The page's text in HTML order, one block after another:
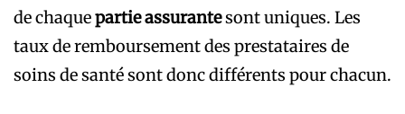
de chaquepartie assurantesont uniques. Les
taux de remboursement des prestataires de
soins de santé sont donc différents pour chacun.